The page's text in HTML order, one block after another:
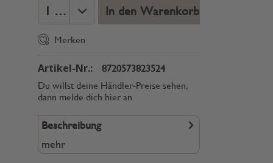
In den Warenkorb
Merken
Artikel-Nr.:
8720573823524
Du willst deine Händler-Preise sehen,
dann melde dich hier an
Beschreibung
mehr